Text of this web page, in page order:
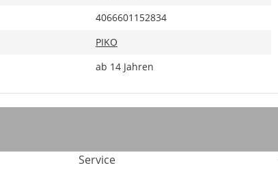
4066601152834
PIKO
ab 14 Jahren
Service